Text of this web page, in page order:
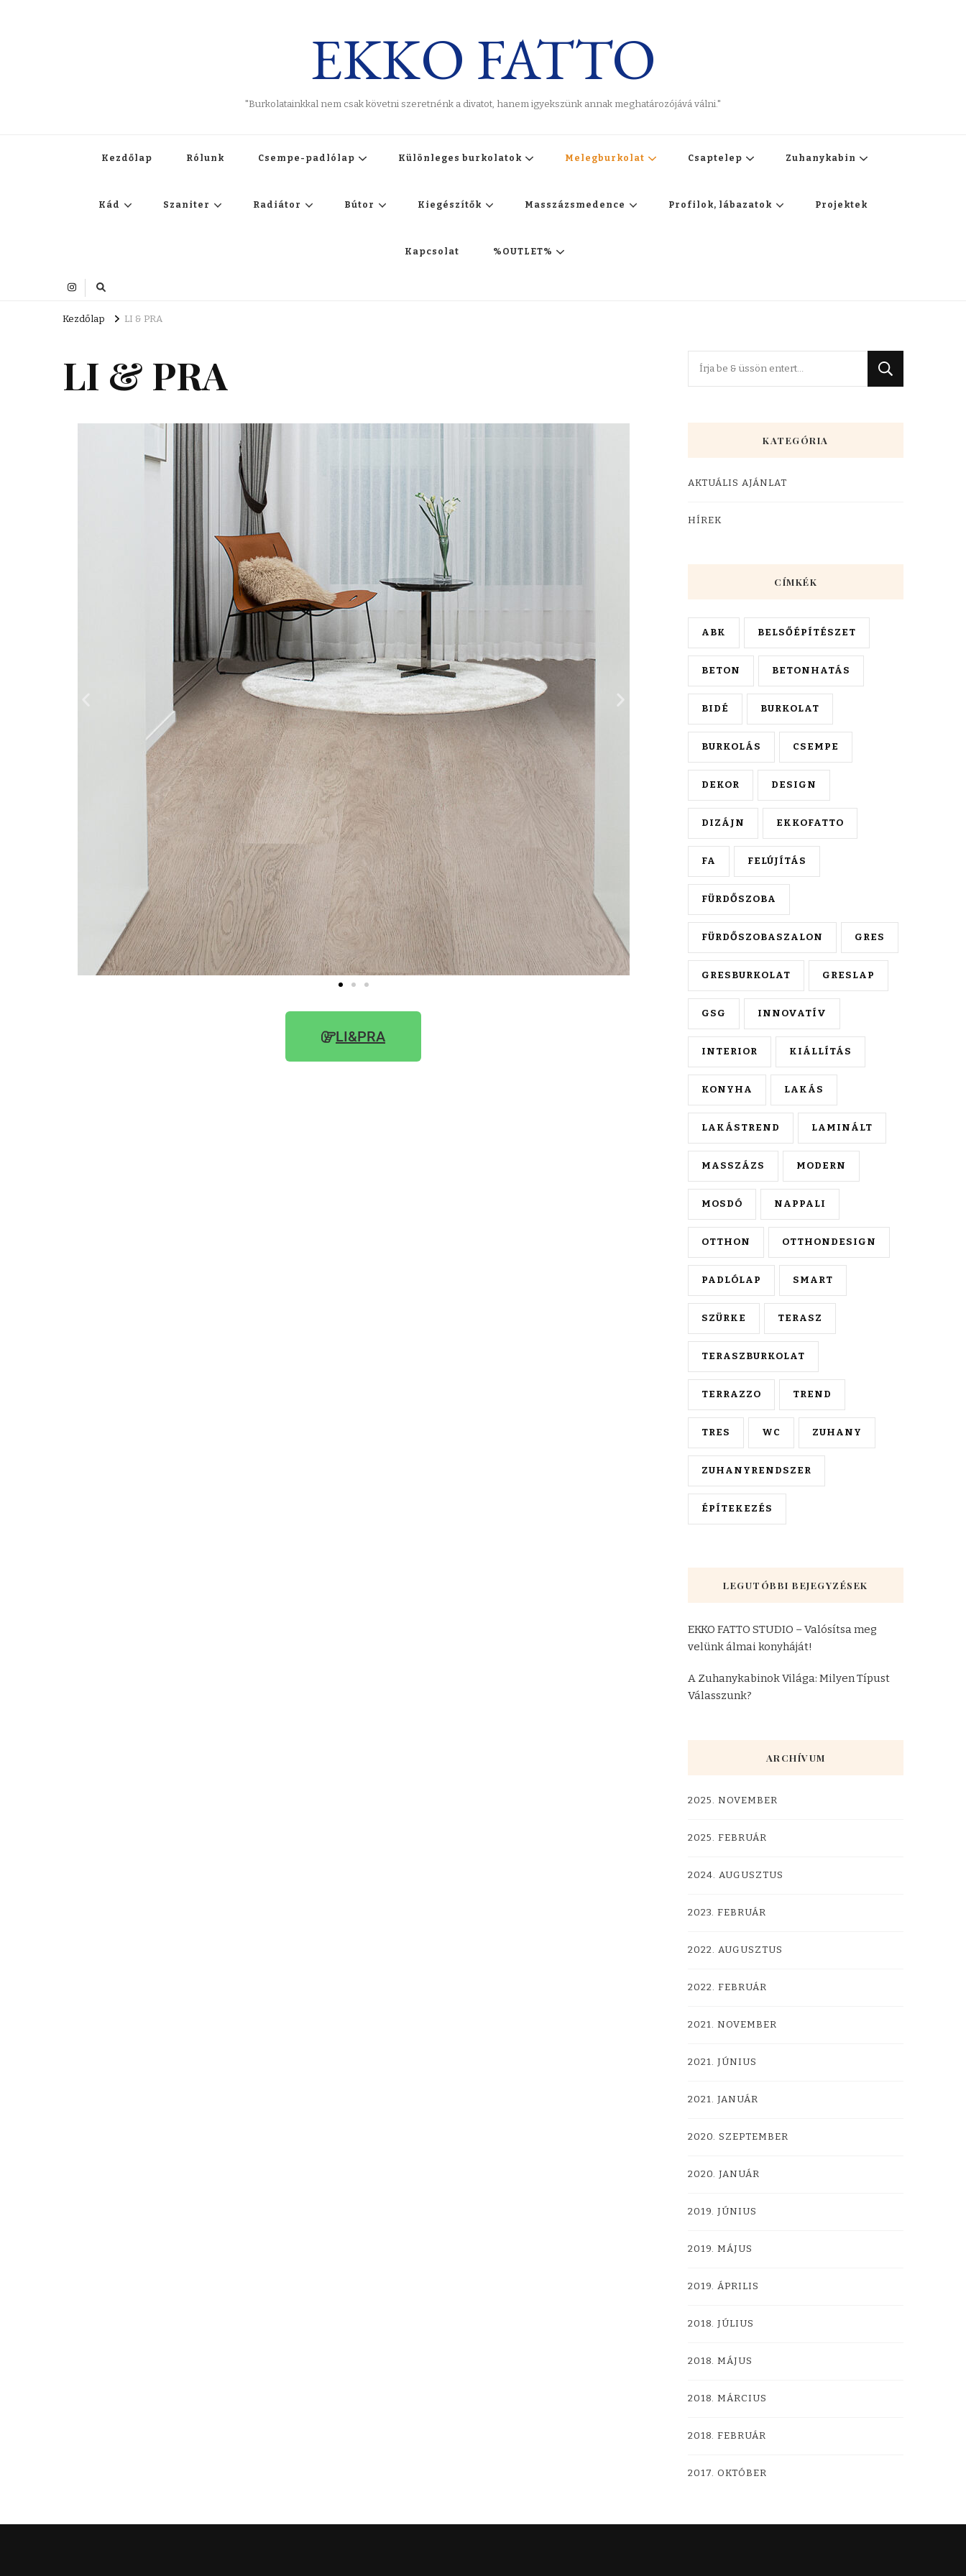
EKKO FATTO
"Burkolatainkkal nem csak követni szeretnénk a divatot, hanem igyekszünk annak meghatározójává válni."
Kezdőlap Rólunk Csempe-padlólap Különleges burkolatok Melegburkolat Csaptelep Zuhanykabin
Kád Szaniter Radiátor Bútor Kiegészítők Masszázsmedence Profilok, lábazatok Projektek
Kapcsolat %OUTLET%
Kezdőlap LI & PRA
LI & PRA
LI&PRA
KATEGÓRIA
AKTUÁLIS AJÁNLAT
HÍREK
CÍMKÉK
ABK BELSŐÉPÍTÉSZET
BETON BETONHATÁS
BIDÉ BURKOLAT
BURKOLÁS CSEMPE
DEKOR DESIGN
DIZÁJN EKKOFATTO
FA FELÚJÍTÁS
FÜRDŐSZOBA
FÜRDŐSZOBASZALON GRES
GRESBURKOLAT GRESLAP
GSG INNOVATÍV
INTERIOR KIÁLLÍTÁS
KONYHA LAKÁS
LAKÁSTREND LAMINÁLT
MASSZÁZS MODERN
MOSDÓ NAPPALI
OTTHON OTTHONDESIGN
PADLÓLAP SMART
SZÜRKE TERASZ
TERASZBURKOLAT
TERRAZZO TREND
TRES WC ZUHANY
ZUHANYRENDSZER
ÉPÍTEKEZÉS
LEGUTÓBBI BEJEGYZÉSEK
EKKO FATTO STUDIO – Valósítsa meg
velünk álmai konyháját!
A Zuhanykabinok Világa: Milyen Típust
Válasszunk?
ARCHÍVUM
2025. NOVEMBER
2025. FEBRUÁR
2024. AUGUSZTUS
2023. FEBRUÁR
2022. AUGUSZTUS
2022. FEBRUÁR
2021. NOVEMBER
2021. JÚNIUS
2021. JANUÁR
2020. SZEPTEMBER
2020. JANUÁR
2019. JÚNIUS
2019. MÁJUS
2019. ÁPRILIS
2018. JÚLIUS
2018. MÁJUS
2018. MÁRCIUS
2018. FEBRUÁR
2017. OKTÓBER